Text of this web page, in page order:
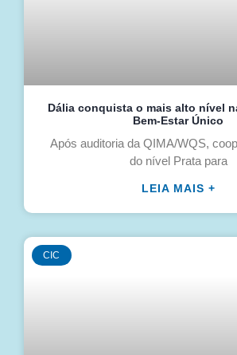
Dália conquista o mais alto nível
Bem-Estar Único
Após auditoria da QIMA/WQS,
do nível Prata para
LEIA MAIS +
CIC